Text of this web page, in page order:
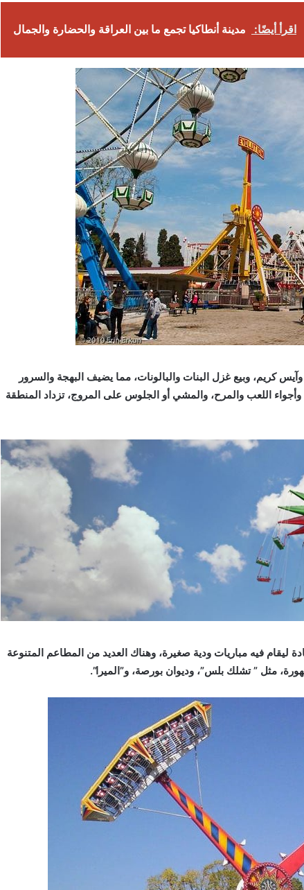
اقرأ أيضًا: مدينة أنطاكيا تجمع ما بين العراقة والحضارة والجمال
كريم، وبيع غزل البنات والبالونات، مما يضيف البهجة والسرور
اللعب والمرح، والمشي أو الجلوس على المروج، تزداد المنطقة
ليقام فيه مباريات ودية صغيرة، وهناك العديد من المطاعم المتنوعة
مثل ” تشلك بلس”، وديوان بورصة، و”الميرا”.